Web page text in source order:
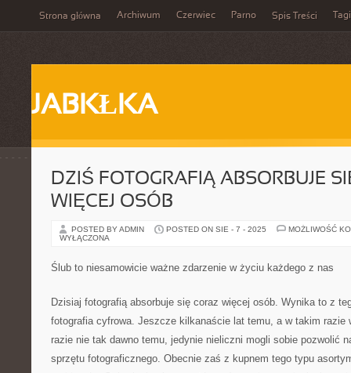
Strona główna Archiwum Czerwiec Parno Spis Treści Tagi
JABKŁKA
DZIŚ FOTOGRAFIĄ ABSORBUJE
WIĘCEJ OSÓB
POSTED BY ADMIN POSTED ON SIE - 7 - 2025
MOŻLIWOŚĆ
WYŁĄCZONA
Ślub to niesamowicie ważne zdarzenie w życiu każdego z nas
Dzisiaj fotografią absorbuje się coraz więcej osób. Wynika to z
fotografia cyfrowa. Jeszcze kilkanaście lat temu, a w takim razie
razie nie tak dawno temu, jedynie nieliczni mogli sobie pozwolić
sprzętu fotograficznego. Obecnie zaś z kupnem tego typu